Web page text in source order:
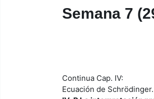
Semana 7
Continua Cap. IV:
Ecuación de